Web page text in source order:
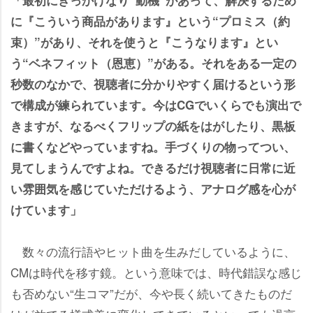
に『こういう商品があります』という“プロミス（約
束）”があり、それを使うと『こうなります』とい
う“ベネフィット（恩恵）”がある。それをある一定の
秒数のなかで、視聴者に分かりやすく届けるという形
で構成が練られています。今はCGでいくらでも演出で
きますが、なるべくフリップの紙をはがしたり、黒板
に書くなどやっていますね。手づくりの物ってつい、
見てしまうんですよね。できるだけ視聴者に日常に近
い雰囲気を感じていただけるよう、アナログ感を心が
けています」
数々の流行語やヒット曲を生みだしているように、
CMは時代を移す鏡。という意味では、時代錯誤な感じ
も否めない“生コマ”だが、今や長く続いてきたものだ